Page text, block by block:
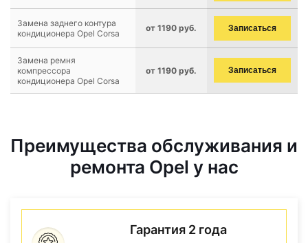
Замена заднего контура
кондиционера Opel Corsa
от 1190 руб. Записаться
Замена ремня
компрессора
кондиционера Opel Corsa
от 1190 руб. Записаться
Преимущества обслуживания и
ремонта Opel у нас
Гарантия 2 года